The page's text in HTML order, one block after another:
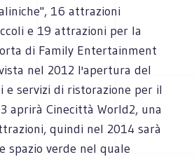
16 attrazioni
e 19 attrazioni per la
di Family Entertainment
nel 2012 l'apertura del
e servizi di ristorazione per il
aprirà Cinecittà World2, una
quindi nel 2014 sarà
spazio verde nel quale